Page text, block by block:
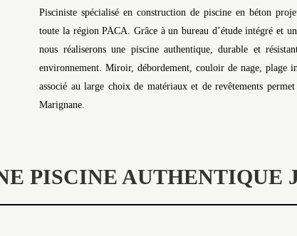
Pisciniste spécialisé en construction de piscine en béton
toute la région PACA. Grâce à un bureau d’étude intégré et
nous réaliserons une piscine authentique, durable et
environnement. Miroir, débordement, couloir de nage, plage
associé au large choix de matériaux et de revêtements
Marignane.
PISCINE AUTHENTIQUE